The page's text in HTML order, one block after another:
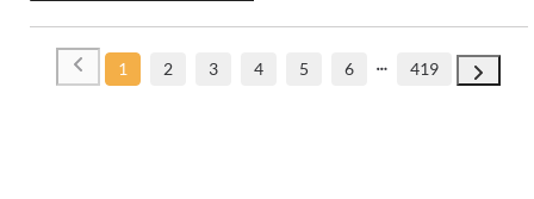
1 2 3 4 5 6 419